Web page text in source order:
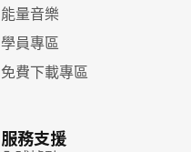
能量音樂
學員專區
免費下載專區
服務支援